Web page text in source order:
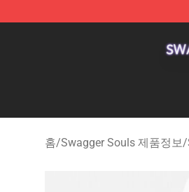
홈/Swagger Souls 제품정보/